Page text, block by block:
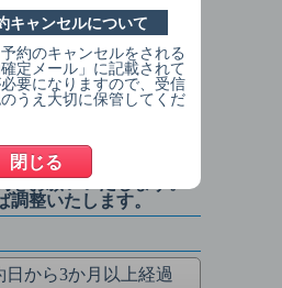
やむを得ず当日キャン
合は8：50～9：30の間
。
トニングをご希望の方
予約をお願いいたしま
約の場合はそれぞれの
をお願いいたします。
調整いたします。
日から3か月以上経過
キャンセルについて
約のキャンセルをされる
定メール」に記載されて
要になりますので、受信
うえ大切に保管してくだ
閉じる